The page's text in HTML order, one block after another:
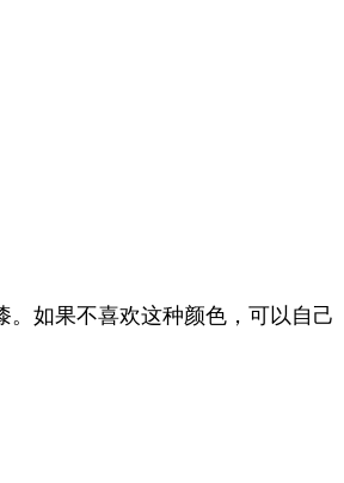
如果不喜欢这种颜色，可以自己